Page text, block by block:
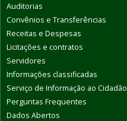
Auditorias
Convênios e Transferências
Receitas e Despesas
Licitações e contratos
Servidores
Informações classificadas
Serviço de Informação ao Cidadão
Perguntas Frequentes
Dados Abertos